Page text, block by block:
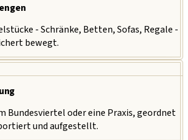
- Schränke, Betten, Sofas, Regale -
bewegt.
Bundesviertel oder eine Praxis, geordnet
und aufgestellt.